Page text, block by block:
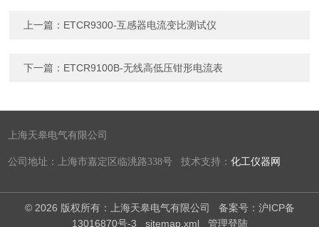
上一篇： ETCR9300-互感器电流变比测试仪
下一篇： ETCR9100B-无线高低压钳形电流表
上海天皋电气有限公司
公司地址：上海市嘉定区临洮路338号 技术支持：化工仪器网
© 2026 版权所有：上海天皋电气有限公司 备案号：沪ICP备
13016870号-3
sitemap.xml 管理登陆